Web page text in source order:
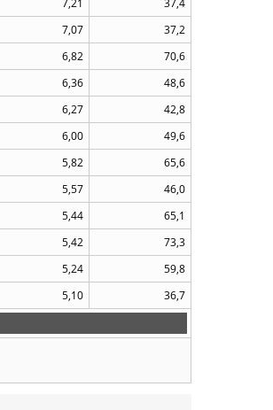
7,21
37,4
7,07
37,2
6,82
70,6
6,36
48,6
6,27
42,8
6,00
49,6
5,82
65,6
5,57
46,0
5,44
65,1
5,42
73,3
5,24
59,8
5,10 36,7